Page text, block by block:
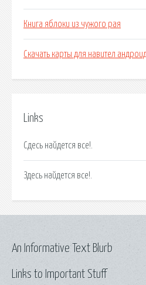
Книга яблоки из чужого рая
Скачать карты для навител
Links
Сдесь найдется все!.
Здесь найдется все!.
Links to Important Stuff
An Informative Text Blurb